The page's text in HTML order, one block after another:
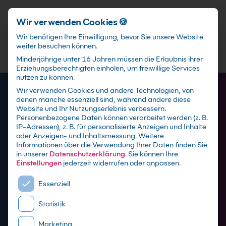
Schnellzugriff
Cyber Security Schulungen
mit Zertifikat als Live online Training,
Präsenzseminar in Schulungszentren sowie
maßgeschneiderte Firmen- oder Inhouse-
Wir verwenden Cookies 🍪
Wir benötigen Ihre Einwilligung, bevor Sie unsere Website
weiter besuchen können.
Minderjährige unter 16 Jahren müssen die Erlaubnis ihrer
Erziehungsberechtigten einholen, um freiwillige Services
nutzen zu können.
Wir verwenden Cookies und andere Technologien, von
denen manche essenziell sind, während andere diese
Website und Ihr Nutzungserlebnis verbessern.
Personenbezogene Daten können verarbeitet werden (z. B.
IP-Adressen), z. B. für personalisierte Anzeigen und Inhalte
oder Anzeigen- und Inhaltsmessung.Weitere
Informationen über die Verwendung Ihrer Daten finden Sie
in unserer Datenschutzerklärung.Sie können Ihre
Einstellungen jederzeit widerrufen oder anpassen.
Es folgt eine Liste der Service-Gruppen, für die eine
Essenziell
Statistik
Marketing